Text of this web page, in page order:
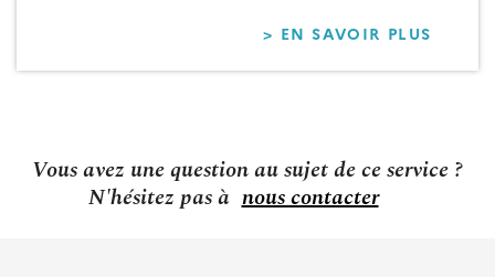
> EN SAVOIR PLUS
LA
Vous avez une question au sujet de ce service ?
N'hésitez pas à nous contacter